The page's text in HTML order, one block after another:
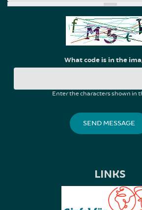
What code is in the
Enter the characters shown in
LINKS